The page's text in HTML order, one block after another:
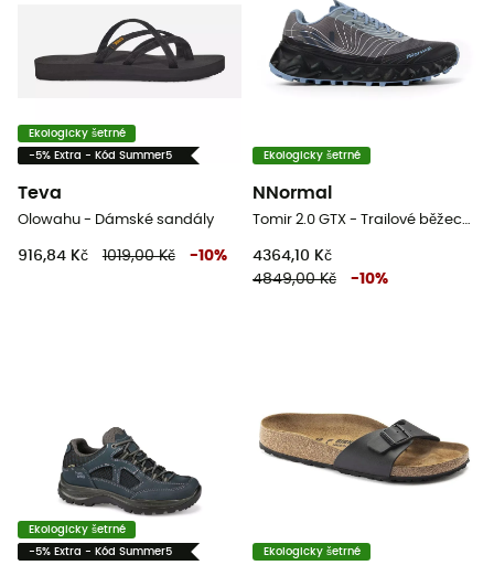
Ekologicky šetrné
-5% Extra - Kód Summer5
Teva
Olowahu - Dámské sandály
916,84 Kč 1019,00 Kč -10%
Ekologicky šetrné
NNormal
Tomir 2.0 GTX - Trailové běžecké boty
4364,10 Kč
4849,00 Kč
-10%
Ekologicky šetrné
-5% Extra - Kód Summer5 Ekologicky šetrné